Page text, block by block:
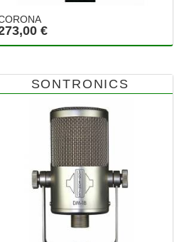
€
SONTRONICS